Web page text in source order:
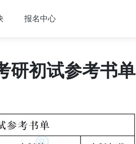
报名中心
研初试参考书单